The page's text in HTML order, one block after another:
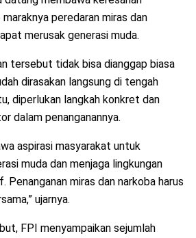
peredaran miras dan
merusak generasi muda.
tersebut tidak bisa dianggap biasa
dirasakan langsung di tengah
diperlukan langkah konkret dan
dalam penanganannya.
aspirasi masyarakat untuk
muda dan menjaga lingkungan
Penanganan miras dan narkoba harus
ujarnya.
FPI menyampaikan sejumlah